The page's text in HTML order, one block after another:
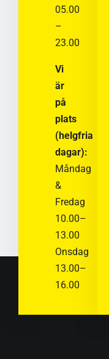
05.00
–
23.00
Vi
är
på
plats
(helgfria
dagar):
Måndag
&
Fredag
10.00–
13.00
Onsdag
13.00–
16.00